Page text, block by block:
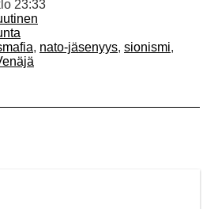
23:33
, nato-jäsenyys, sionismi,